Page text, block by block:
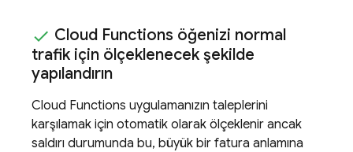
Cloud Functions öğenizi normal
trafik için ölçeklenecek şekilde
yapılandırın
Cloud Functions uygulamanızın taleplerini
karşılamak için otomatik olarak ölçeklenir ancak
saldırı durumunda bu, büyük bir fatura anlamına